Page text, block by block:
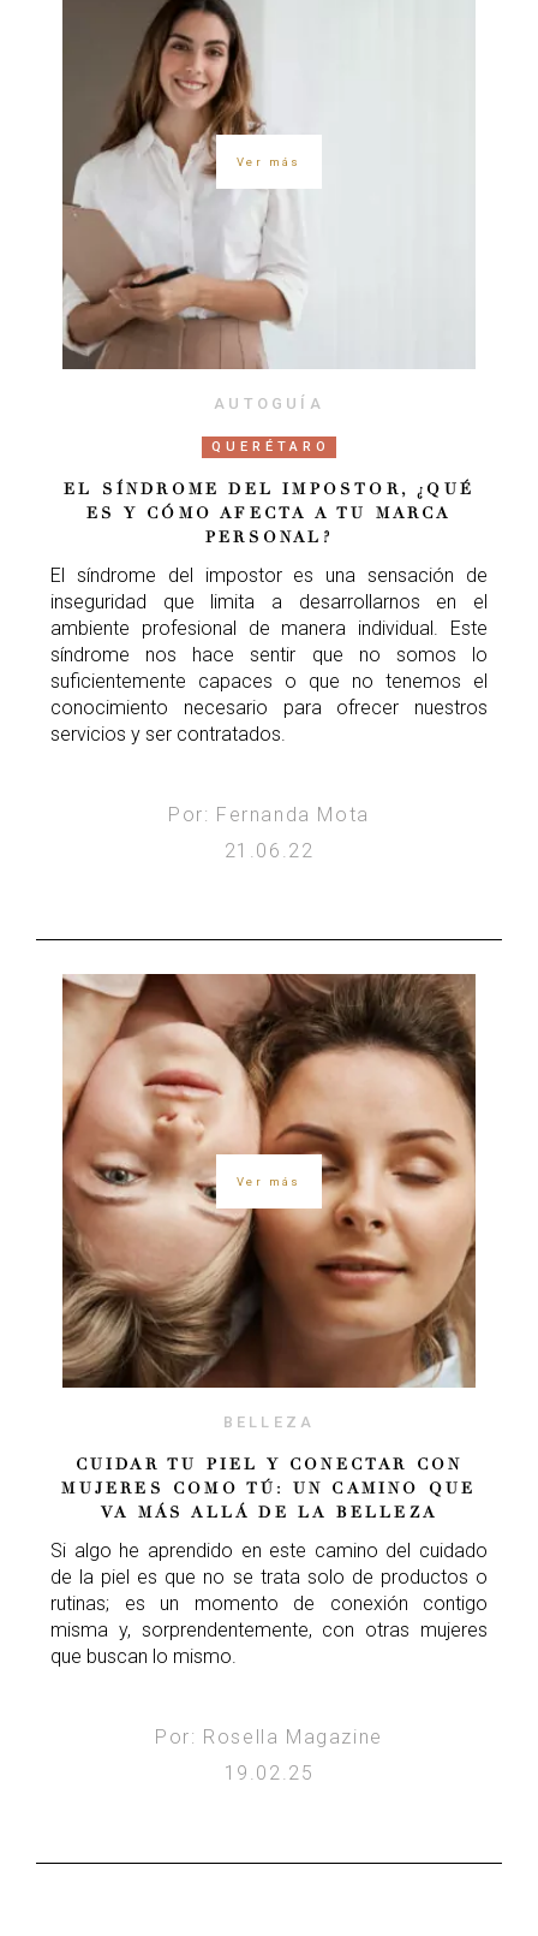
Ver más
AUTOGUÍA
QUERÉTARO
EL SÍNDROME DEL IMPOSTOR, ¿QUÉ
ES Y CÓMO AFECTA A TU MARCA
PERSONAL?
El síndrome del impostor es una sensación de
inseguridad que limita a desarrollarnos en el
ambiente profesional de manera individual. Este
síndrome nos hace sentir que no somos lo
suficientemente capaces o que no tenemos el
conocimiento necesario para ofrecer nuestros
servicios y ser contratados.
Por: Fernanda Mota
21.06.22
Ver más
BELLEZA
CUIDAR TU PIEL Y CONECTAR CON
MUJERES COMO TÚ: UN CAMINO QUE
VA MÁS ALLÁ DE LA BELLEZA
Si algo he aprendido en este camino del cuidado
de la piel es que no se trata solo de productos o
rutinas; es un momento de conexión contigo
misma y, sorprendentemente, con otras mujeres
que buscan lo mismo.
Por: Rosella Magazine
19.02.25